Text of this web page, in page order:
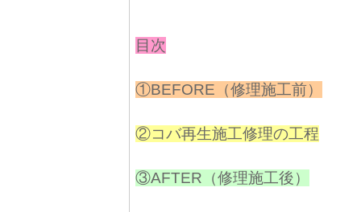
目次
①BEFORE（修理施工前）
②コバ再生施工修理の工程
③AFTER（修理施工後）